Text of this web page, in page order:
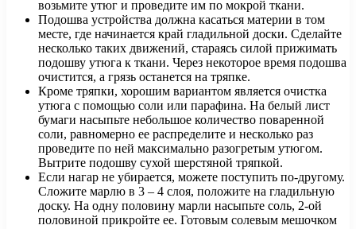
возьмите утюг и проведите им по мокрой ткани.
Подошва устройства должна касаться материи в том
месте, где начинается край гладильной доски. Сделайте
несколько таких движений, стараясь силой прижимать
подошву утюга к ткани. Через некоторое время подошва
очистится, а грязь останется на тряпке.
Кроме тряпки, хорошим вариантом является очистка
утюга с помощью соли или парафина. На белый лист
бумаги насыпьте небольшое количество поваренной
соли, равномерно ее распределите и несколько раз
проведите по ней максимально разогретым утюгом.
Вытрите подошву сухой шерстяной тряпкой.
Если нагар не убирается, можете поступить по-другому.
Сложите марлю в 3 – 4 слоя, положите на гладильную
доску. На одну половину марли насыпьте соль, 2-ой
половиной прикройте ее. Готовым солевым мешочком